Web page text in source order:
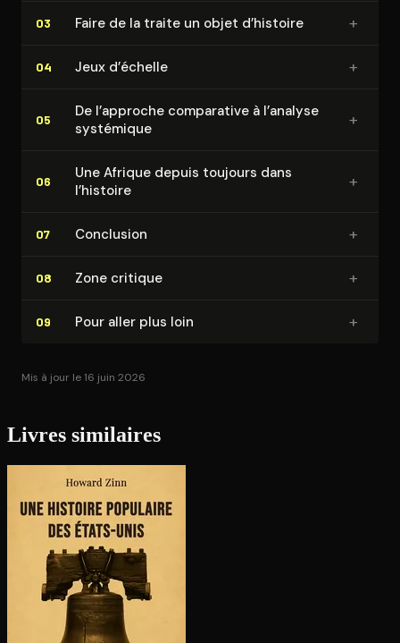
03 Faire de la traite un objet d’histoire +
04 Jeux d’échelle +
05
De l’approche comparative à l’analyse
systémique
+
06
Une Afrique depuis toujours dans
l’histoire
+
07 Conclusion +
08 Zone critique +
09 Pour aller plus loin +
Mis à jour le 16 juin 2026
Livres similaires